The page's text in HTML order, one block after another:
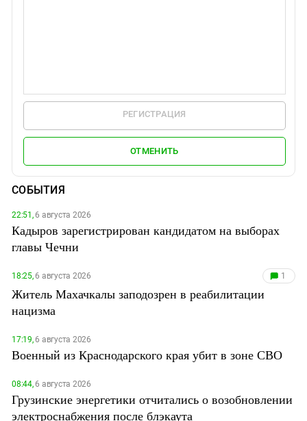
РЕГИСТРАЦИЯ
ОТМЕНИТЬ
СОБЫТИЯ
22:51,6 августа 2026
Кадыров зарегистрирован кандидатом на выборах
главы Чечни
18:25,6 августа 2026 1
Житель Махачкалы заподозрен в реабилитации
нацизма
17:19,6 августа 2026
Военный из Краснодарского края убит в зоне СВО
08:44,6 августа 2026
Грузинские энергетики отчитались о возобновлении
электроснабжения после блэкаута